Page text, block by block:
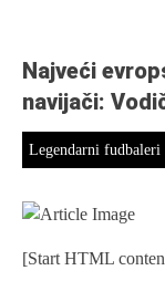
Najveći
navijači:
Legendarni fudbaleri
[Start HTML